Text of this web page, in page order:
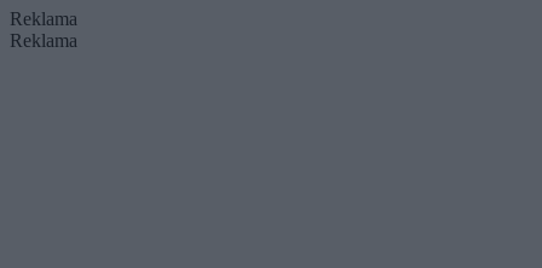
Reklama
Reklama